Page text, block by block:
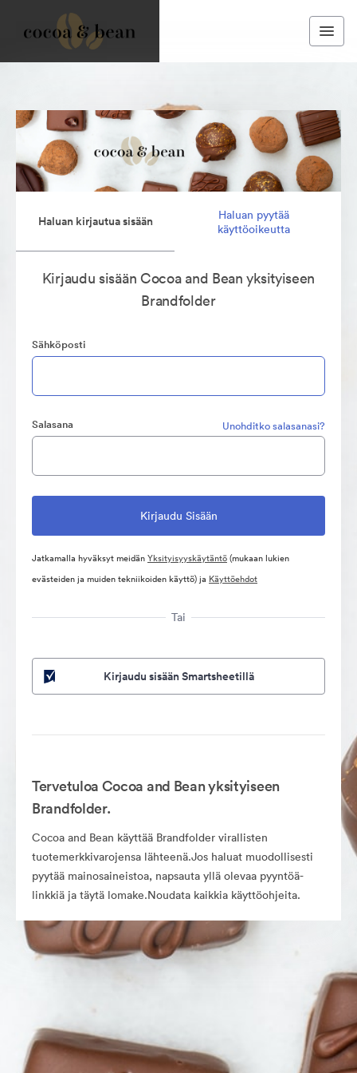
Haluan kirjautua sisään
Haluan pyytää
käyttöoikeutta
Kirjaudu sisään Cocoa and Bean yksityiseen
Brandfolder
Sähköposti
Salasana Unohditko salasanasi?
Jatkamalla hyväksyt meidänYksityisyyskäytäntö(mukaan lukien
evästeiden ja muiden tekniikoiden käyttö) ja Käyttöehdot
Tai
Kirjaudu sisään Smartsheetillä
Tervetuloa Cocoa and Bean yksityiseen
Brandfolder.
Cocoa and Bean käyttää Brandfolder virallisten
tuotemerkkivarojensa lähteenä.Jos haluat muodollisesti
pyytää mainosaineistoa, napsauta yllä olevaa pyyntöä-
linkkiä ja täytä lomake.Noudata kaikkia käyttöohjeita.